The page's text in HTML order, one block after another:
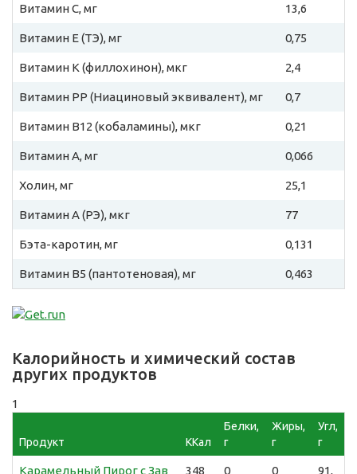
Витамин C, мг 13,6
Витамин E (ТЭ), мг 0,75
Витамин К (филлохинон), мкг 2,4
Витамин PP (Ниациновый эквивалент), мг 0,7
Витамин B12 (кобаламины), мкг 0,21
Витамин A, мг 0,066
Холин, мг 25,1
Витамин A (РЭ), мкг 77
Бэта-каротин, мг 0,131
Витамин B5 (пантотеновая), мг 0,463
Калорийность и химический состав
других продуктов
1
Продукт ККал
Белки,
г
Жиры,
г
Угл,
г
Карамельный Пирог с Зав 348 0 0 91,